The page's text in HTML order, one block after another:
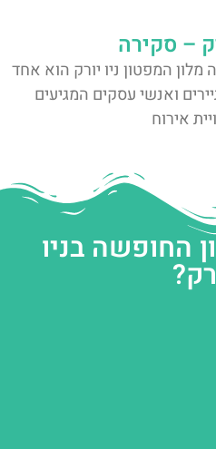
– סקירה
מלון המפטון ניו יורק הוא אחד
ואנשי עסקים המגיעים
אירוח
החופשה בניו